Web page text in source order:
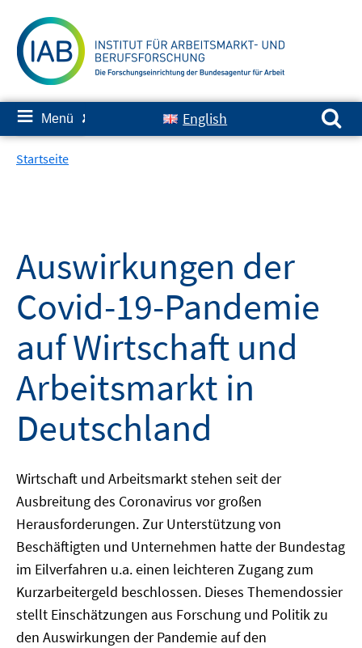
zum
Inhalt
≡ Menü ✘ English
Suchen nach:
Startseite
Auswirkungen der
Covid-19-Pandemie
auf Wirtschaft und
Arbeitsmarkt in
Deutschland
Wirtschaft und Arbeitsmarkt stehen seit der
Ausbreitung des Coronavirus vor großen
Herausforderungen. Zur Unterstützung von
Beschäftigten und Unternehmen hatte der Bundestag
im Eilverfahren u.a. einen leichteren Zugang zum
Kurzarbeitergeld beschlossen. Dieses Themendossier
stellt Einschätzungen aus Forschung und Politik zu
den Auswirkungen der Pandemie auf den